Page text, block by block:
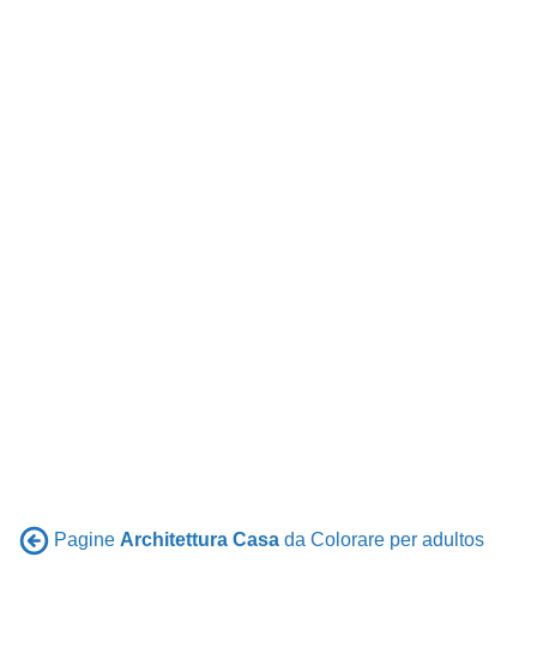
Pagine Architettura Casa da Colorare per adultos